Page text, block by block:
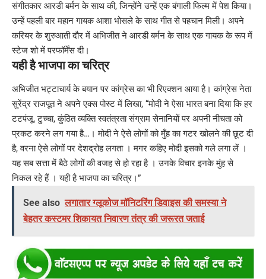
संगीतकार आरडी बर्मन के साथ की, जिन्होंने उन्हें एक बंगाली फिल्म में पेश किया।
उन्हें पहली बार महान गायक आशा भोसले के साथ गीत से पहचान मिली। अपने
करियर के शुरुआती दौर में अभिजीत ने आरडी बर्मन के साथ एक गायक के रूप में
स्टेज शो में परफॉर्मेंस दी।
यही है भाजपा का चरित्र
अभिजीत भट्टाचार्य के बयान पर कांग्रेस का भी रिएक्शन आया है। कांग्रेस नेता
सुरेंद्र राजपूत ने अपने एक्स पोस्ट में लिखा, “मोदी ने ऐसा भारत बना दिया कि हर
टटपंजू, टुच्चा, कुंठित व्यक्ति स्वतंत्रता संग्राम सेनानियों पर अपनी नीचता को
प्रकट करने लग गया है…। मोदी ने ऐसे लोगों को मुँह का गटर खोलने की छूट दी
है, वरना ऐसे लोगों पर देशद्रोह लगता । मगर कहिए मोदी इसको गले लगा लें ।
यह सब सत्ता में बैठे लोगों की वजह से हो रहा है । उनके विचार इनके मुंह से
निकल रहे हैं । यही है भाजपा का चरित्र।”
See also लगातार ग्लूकोज मॉनिटरिंग डिवाइस की समस्या ने
बेहतर कस्टमर शिकायत निवारण तंत्र की जरूरत जताई